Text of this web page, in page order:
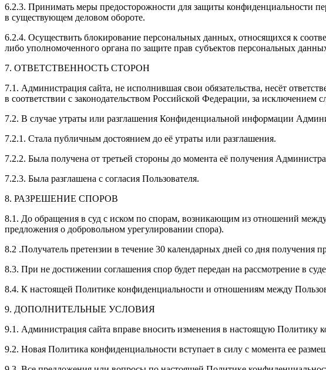
6.2.3. Принимать меры предосторожности для защиты конфиденциальности
в существующем деловом обороте.
6.2.4. Осуществить блокирование персональных данных, относящихся к
либо уполномоченного органа по защите прав субъектов персональных
7. ОТВЕТСТВЕННОСТЬ СТОРОН
7.1. Администрация сайта, не исполнившая свои обязательства, несёт
в соответствии с законодательством Российской Федерации, за
7.2. В случае утраты или разглашения Конфиденциальной информации
7.2.1. Стала публичным достоянием до её утраты или разглашения.
7.2.2. Была получена от третьей стороны до момента её получения
7.2.3. Была разглашена с согласия Пользователя.
8. РАЗРЕШЕНИЕ СПОРОВ
8.1. До обращения в суд с иском по спорам, возникающим из отношений
предложения о добровольном урегулировании спора).
8.2 .Получатель претензии в течение 30 календарных дней со дня получения
8.3. При не достижении соглашения спор будет передан на рассмотрение в
8.4. К настоящей Политике конфиденциальности и отношениям между
9. ДОПОЛНИТЕЛЬНЫЕ УСЛОВИЯ
9.1. Администрация сайта вправе вносить изменения в настоящую Политику
9.2. Новая Политика конфиденциальности вступает в силу с момента ее